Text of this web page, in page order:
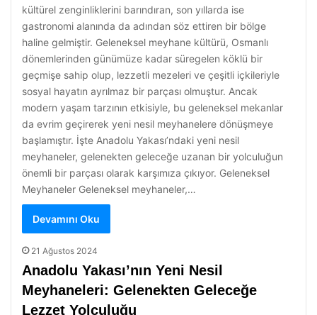
kültürel zenginliklerini barındıran, son yıllarda ise
gastronomi alanında da adından söz ettiren bir bölge
haline gelmiştir. Geleneksel meyhane kültürü, Osmanlı
dönemlerinden günümüze kadar süregelen köklü bir
geçmişe sahip olup, lezzetli mezeleri ve çeşitli içkileriyle
sosyal hayatın ayrılmaz bir parçası olmuştur. Ancak
modern yaşam tarzının etkisiyle, bu geleneksel mekanlar
da evrim geçirerek yeni nesil meyhanelere dönüşmeye
başlamıştır. İşte Anadolu Yakası’ndaki yeni nesil
meyhaneler, gelenekten geleceğe uzanan bir yolculuğun
önemli bir parçası olarak karşımıza çıkıyor. Geleneksel
Meyhaneler Geleneksel meyhaneler,…
Devamını Oku
21 Ağustos 2024
Anadolu Yakası’nın Yeni Nesil
Meyhaneleri: Gelenekten Geleceğe
Lezzet Yolculuğu